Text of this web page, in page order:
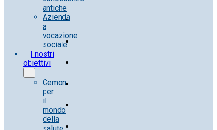
antiche
Azienda
a
vocazione
sociale
I nostri
obiettivi
Cemon
per
il
mondo
della